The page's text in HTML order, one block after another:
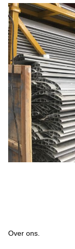
Over ons.